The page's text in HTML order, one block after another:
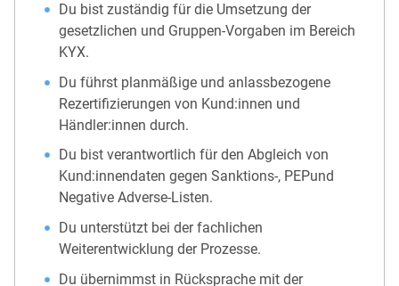
Du bist zuständig für die Umsetzung der
gesetzlichen und Gruppen-Vorgaben im Bereich
KYX.
Du führst planmäßige und anlassbezogene
Rezertifizierungen von Kund:innen und
Händler:innen durch.
Du bist verantwortlich für den Abgleich von
Kund:innendaten gegen Sanktions-, PEPund
Negative Adverse-Listen.
Du unterstützt bei der fachlichen
Weiterentwicklung der Prozesse.
Du übernimmst in Rücksprache mit der